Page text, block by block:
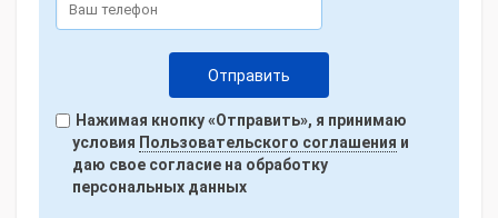
Нажимая кнопку «Отправить», я принимаю
условия Пользовательского соглашения и
даю свое согласие на обработку
персональных данных